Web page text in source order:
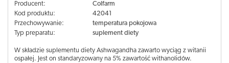
Producent:
Colfarm
Kod produktu:
42041
Przechowywanie:
temperatura pokojowa
Typ preparatu:
suplement diety
W składzie suplementu diety Ashwagandha zawarto wyciąg z witanii
ospałej. Jest on standaryzowany na 5% zawartość withanolidów.